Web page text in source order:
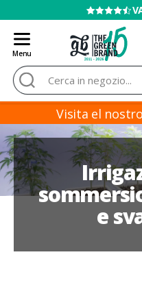
VENDITA
Menu
de
Cerca:
Visita el
e